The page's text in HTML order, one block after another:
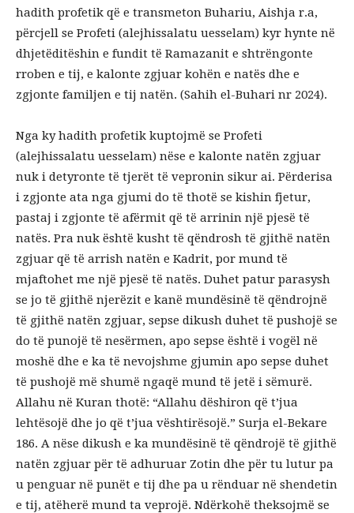
hadith profetik që e transmeton Buhariu, Aishja r.a,
përcjell se Profeti (alejhissalatu uesselam) kyr hynte në
dhjetëditëshin e fundit të Ramazanit e shtrëngonte
rroben e tij, e kalonte zgjuar kohën e natës dhe e
zgjonte familjen e tij natën. (Sahih el-Buhari nr 2024).
Nga ky hadith profetik kuptojmë se Profeti
(alejhissalatu uesselam) nëse e kalonte natën zgjuar
nuk i detyronte të tjerët të vepronin sikur ai. Përderisa
i zgjonte ata nga gjumi do të thotë se kishin fjetur,
pastaj i zgjonte të afërmit që të arrinin një pjesë të
natës. Pra nuk është kusht të qëndrosh të gjithë natën
zgjuar që të arrish natën e Kadrit, por mund të
mjaftohet me një pjesë të natës. Duhet patur parasysh
se jo të gjithë njerëzit e kanë mundësinë të qëndrojnë
të gjithë natën zgjuar, sepse dikush duhet të pushojë se
do të punojë të nesërmen, apo sepse është i vogël në
moshë dhe e ka të nevojshme gjumin apo sepse duhet
të pushojë më shumë ngaqë mund të jetë i sëmurë.
Allahu në Kuran thotë: “Allahu dëshiron që t’jua
lehtësojë dhe jo që t’jua vështirësojë.” Surja el-Bekare
186. A nëse dikush e ka mundësinë të qëndrojë të gjithë
natën zgjuar për të adhuruar Zotin dhe për tu lutur pa
u penguar në punët e tij dhe pa u rënduar në shendetin
e tij, atëherë mund ta veprojë. Ndërkohë theksojmë se